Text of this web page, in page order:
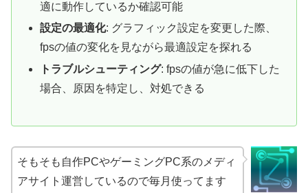
適に動作しているか確認可能
設定の最適化: グラフィック設定を変更した際、
fpsの値の変化を見ながら最適設定を探れる
トラブルシューティング: fpsの値が急に低下した
場合、原因を特定し、対処できる
そもそも自作PCやゲーミングPC系のメディ
アサイト運営しているので毎月使ってます